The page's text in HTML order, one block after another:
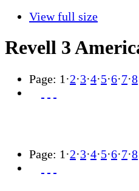
View full size
Revell 3
Page: 1 ·2·3·4·5·6·7·8
Page: 1 ·2·3·4·5·6·7·8